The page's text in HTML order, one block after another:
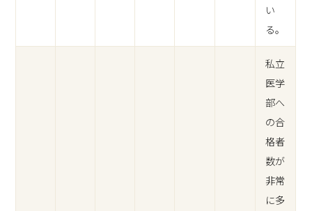
い
る。
私立
医学
部へ
の合
格者
数が
非常
に多